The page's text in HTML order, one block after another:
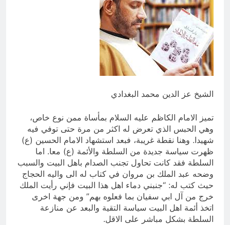
اتفاق مكة.. لحظة إعادة تشكيل
للتوازنات الإقليمية
من حلف بغداد إلى الحلف السعودي
التركي الباكستاني- وفوائد انضمام
شعراء العراق الذين بقيت قبورهم في
التجريدية للانسان
15 ساعة Ago
الشيخ عز الدين محمد البغدادي
تميز الامام الكاظم عليه السلام بمأساة ممن نوع خاص،
وهي الحبس الذي تعرض له اكثر من مرة حتى توفي فيه
شهيدا. وهنا نقطة غريبة، فبعد استشهاد الامام الحسين (ع)
ظهرت سياسة جديدة من السلطة والأئمة (ع) معا. اما
السلطة فقد كانت تحاول تجنب الصدام باهل البيت والسبب
وضحه عبد الملك بن مروان في كتاب له الى واليه الحجاج
حيث كتب له: “جنبني دماء اهل هذا البيت فإني رأيت الملك
خرج من آل ابي سفيان بما فعلوه بهم” ومن جهة اخرى
اتخذ أئمة اهل البيت سياسة التقية والبعد عن منازعة
السلطة بشكل مباشر على الاقل.